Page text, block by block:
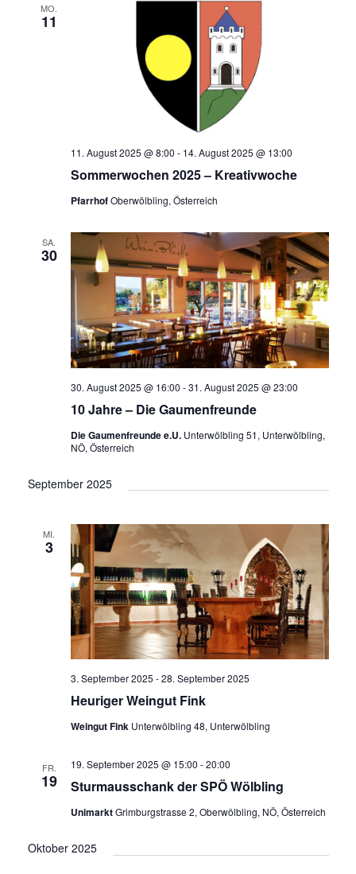
MO.
11
Sommerwochen 2025 – Kreativwoche
11. August 2025 @ 8:00 - 14. August 2025 @ 13:00
PfarrhofOberwölbling, Österreich
SA.
30
10 Jahre – Die Gaumenfreunde
30. August 2025 @ 16:00 -31. August 2025 @ 23:00
Die Gaumenfreunde e.U. Unterwölbling 51, Unterwölbling,
NÖ, Österreich
September 2025
MI.
3
Heuriger Weingut Fink
3. September 2025 -28. September 2025
Weingut Fink Unterwölbling 48, Unterwölbling
FR.
19 Sturmausschank der SPÖ Wölbling
19. September 2025 @ 15:00 -20:00
UnimarktGrimburgstrasse 2, Oberwölbling, NÖ, Österreich
Oktober 2025